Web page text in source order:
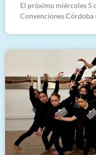
El próximo miércoles 5
Convenciones Córdoba